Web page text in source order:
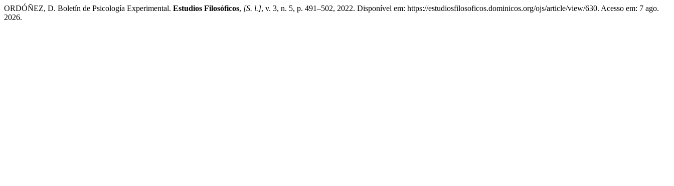
ORDÓÑEZ, D. Boletín de Psicología Experimental. Estudios Filosóficos, [S. l.], v. 3, n. 5, p. 491–502, 2022. Disponível em: https://estudiosfilosoficos.dominicos.org/ojs/article/view/630. Acesso em: 7 ago.
2026.